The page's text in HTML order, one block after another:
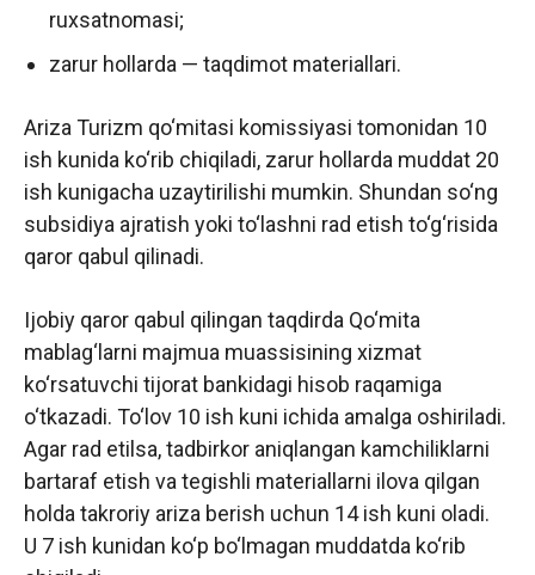
ruxsatnomasi;
zarur hollarda — taqdimot materiallari.
Ariza Turizm qo‘mitasi komissiyasi tomonidan 10
ish kunida ko‘rib chiqiladi, zarur hollarda muddat 20
ish kunigacha uzaytirilishi mumkin. Shundan so‘ng
subsidiya ajratish yoki to‘lashni rad etish to‘g‘risida
qaror qabul qilinadi.
Ijobiy qaror qabul qilingan taqdirda Qo‘mita
mablag‘larni majmua muassisining xizmat
ko‘rsatuvchi tijorat bankidagi hisob raqamiga
o‘tkazadi. To‘lov 10 ish kuni ichida amalga oshiriladi.
Agar rad etilsa, tadbirkor aniqlangan kamchiliklarni
bartaraf etish va tegishli materiallarni ilova qilgan
holda takroriy ariza berish uchun 14 ish kuni oladi.
U 7 ish kunidan ko‘p bo‘lmagan muddatda ko‘rib